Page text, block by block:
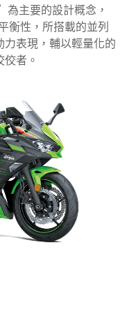
主要的設計概念，
衡性，所搭載的並列
表現，輔以輕量化的
者。